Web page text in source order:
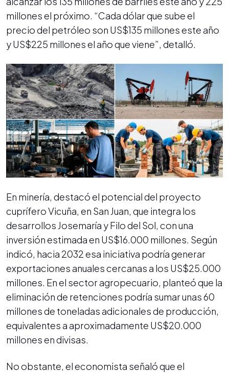
millones el próximo. “Cada dólar que sube el
precio del petróleo son US$135 millones este año
y US$225 millones el año que viene”, detalló.
En minería, destacó el potencial del proyecto
cuprífero Vicuña, en San Juan, que integra los
desarrollos Josemaría y Filo del Sol, con una
inversión estimada en US$16.000 millones. Según
indicó, hacia 2032 esa iniciativa podría generar
exportaciones anuales cercanas a los US$25.000
millones. En el sector agropecuario, planteó que la
eliminación de retenciones podría sumar unas 60
millones de toneladas adicionales de producción,
equivalentes a aproximadamente US$20.000
millones en divisas.
No obstante, el economista señaló que el